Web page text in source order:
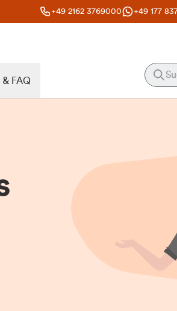
+49 2162 3769000 +49 177
& FAQ